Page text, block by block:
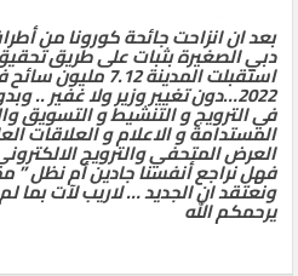
بعد ان انزاحت جائحة كورونا من
دبي الصغيرة بثبات على طريق
استقبلت المدينة
2022…دون تغيير وزير ولا غفير
في الترويج و التنشيط و التسويق
المستدامة و الاعلام و العلاقات
العرض المتحفي والترويج
فهل نراجع أنفسنا جادين أم نظل ”
ونعتقد ان الجديد … لاريب لآت بما
يرحمكم الله